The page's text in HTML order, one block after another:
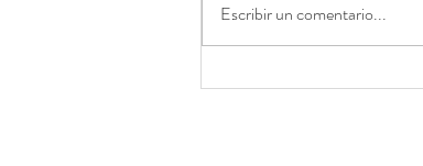
Escribir un comentario...